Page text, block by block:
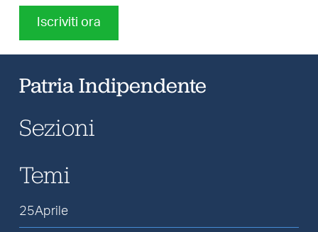
Iscriviti ora
Patria Indipendente
Sezioni
Temi
25Aprile